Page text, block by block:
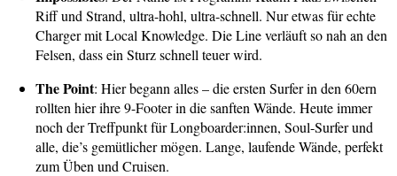
Riff und Strand, ultra-hohl, ultra-schnell. Nur etwas für echte
Charger mit Local Knowledge. Die Line verläuft so nah an den
Felsen, dass ein Sturz schnell teuer wird.
The Point: Hier begann alles – die ersten Surfer in den 60ern
rollten hier ihre 9-Footer in die sanften Wände. Heute immer
noch der Treffpunkt für Longboarder:innen, Soul-Surfer und
alle, die’s gemütlicher mögen. Lange, laufende Wände, perfekt
zum Üben und Cruisen.